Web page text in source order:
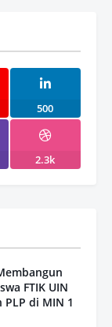
500
2.3k
FTIK UIN
di MIN 1